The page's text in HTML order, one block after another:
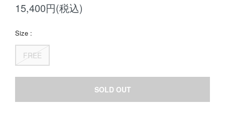
15,400円(税込)
Size :
FREE
SOLD OUT